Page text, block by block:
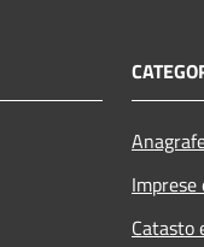
Imprese
Catasto